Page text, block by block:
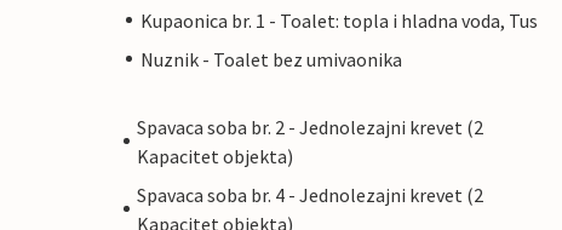
Kupaonica br. 1 - Toalet: topla i hladna voda, Tus
Nuznik - Toalet bez umivaonika
Spavaca soba br. 2 - Jednolezajni krevet (2
Kapacitet objekta)
Spavaca soba br. 4 - Jednolezajni krevet (2
Kapacitet objekta)